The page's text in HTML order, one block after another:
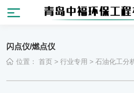
闪点仪/燃点仪
位置：首页 >行业专用 >石油化工分